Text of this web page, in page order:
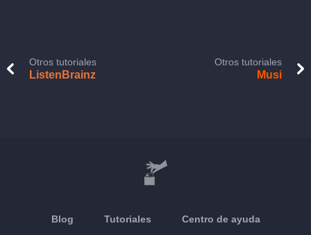
Otros tutoriales
ListenBrainz
Otros tutoriales
Musi
Blog Tutoriales Centro de ayuda